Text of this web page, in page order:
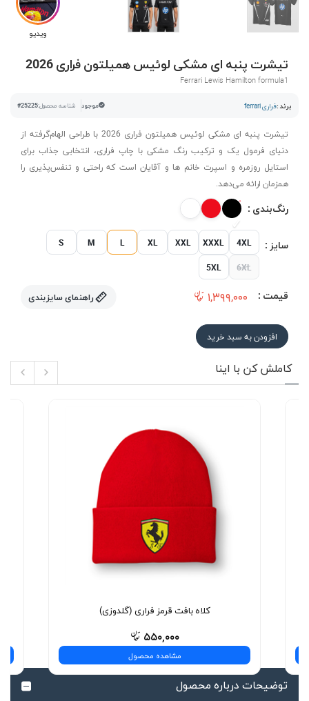
ویدیو
تیشرت پنبه ای مشکی لوئیس همیلتون فراری 2026
Ferrari Lewis Hamilton formula1
برند :فراری ferrari موجود شناسه محصول:#25225
تیشرت پنبه ای مشکی لوئیس همیلتون فراری 2026 با طراحی الهام‌گرفته از
دنیای فرمول یک و ترکیب رنگ مشکی با چاپ فراری، انتخابی جذاب برای
استایل روزمره و اسپرت خانم ها و آقایان است که راحتی و تنفس‌پذیری را
همزمان ارائه می‌دهد.
رنگ‌بندی :
سایز : S M L XL XXL XXXL 4XL
5XL 6XL
قیمت : ۱,۳۹۹,۰۰۰ راهنمای سایزبندی
افزودن به سبد خرید
کاملش کن با اینا
کلاه بافت قرمز فراری (گلدوزی)
۵۵۰,۰۰۰
مشاهده محصول
توضیحات درباره محصول